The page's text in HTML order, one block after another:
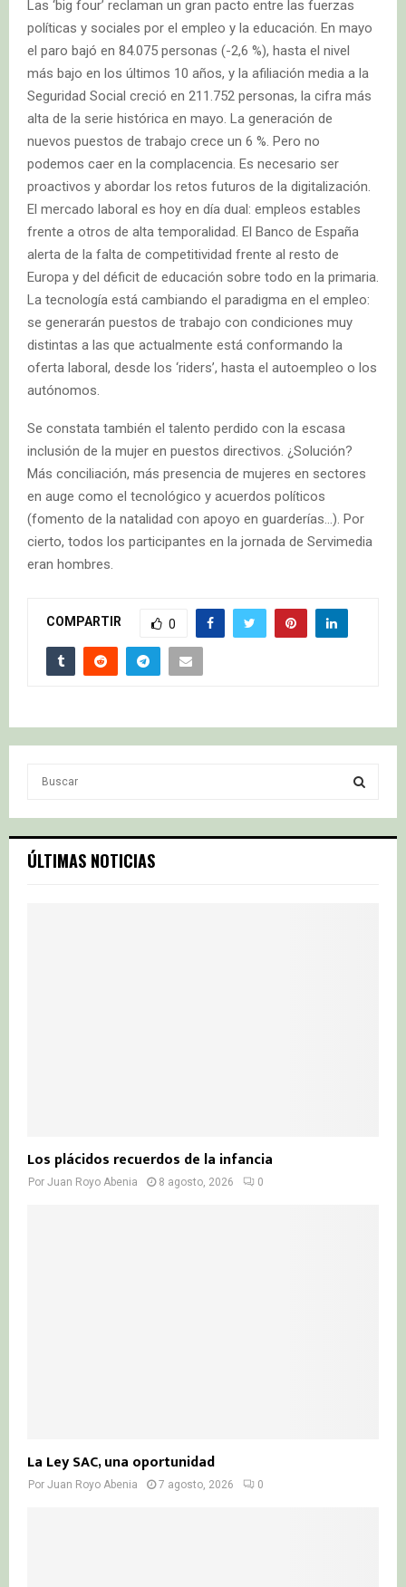
Las ‘big four’ reclaman un gran pacto entre las fuerzas
políticas y sociales por el empleo y la educación. En mayo
el paro bajó en 84.075 personas (-2,6 %), hasta el nivel
más bajo en los últimos 10 años, y la afiliación media a la
Seguridad Social creció en 211.752 personas, la cifra más
alta de la serie histórica en mayo. La generación de
nuevos puestos de trabajo crece un 6 %. Pero no
podemos caer en la complacencia. Es necesario ser
proactivos y abordar los retos futuros de la digitalización.
El mercado laboral es hoy en día dual: empleos estables
frente a otros de alta temporalidad. El Banco de España
alerta de la falta de competitividad frente al resto de
Europa y del déficit de educación sobre todo en la primaria.
La tecnología está cambiando el paradigma en el empleo:
se generarán puestos de trabajo con condiciones muy
distintas a las que actualmente está conformando la
oferta laboral, desde los ‘riders’, hasta el autoempleo o los
autónomos.
Se constata también el talento perdido con la escasa
inclusión de la mujer en puestos directivos. ¿Solución?
Más conciliación, más presencia de mujeres en sectores
en auge como el tecnológico y acuerdos políticos
(fomento de la natalidad con apoyo en guarderías…). Por
cierto, todos los participantes en la jornada de Servimedia
eran hombres.
COMPARTIR 0
c
h
S
ÚLTIMAS NOTICIAS
Los plácidos recuerdos de la infancia
Por Juan Royo Abenia 8 agosto, 2026 0
La Ley SAC, una oportunidad
Por Juan Royo Abenia 7 agosto, 2026 0